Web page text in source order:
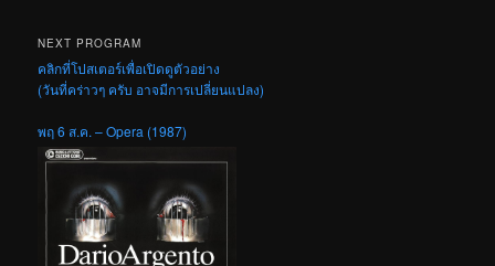
NEXT PROGRAM
คลิกที่โปสเตอร์เพื่อเปิดดูตัวอย่าง
(วันที่คร่าวๆ ครับ อาจมีการเปลี่ยนแปลง)
พฤ 6 ส.ค. – Opera (1987)